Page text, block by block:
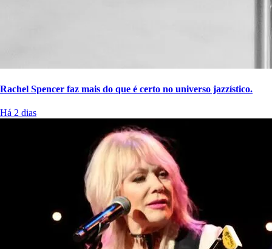
Rachel Spencer faz mais do que é certo no universo jazzístico.
Há 2 dias